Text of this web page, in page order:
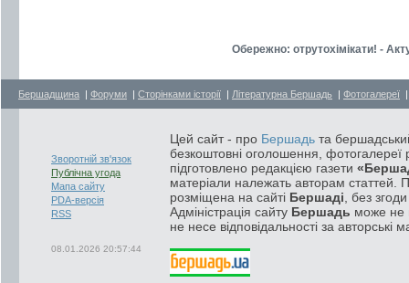
Обережно: отрутохімікати! -
Бершадщина | Форуми | Сторінками історії | Літературна Бершадь | Фотогалереї
Зворотній зв'язок
Публічна угода
Мапа сайту
PDA-версія
RSS
08.01.2026 20:57:44
Цей сайт - про Бершадь та
безкоштовні оголошення, фотогалереї
підготовлено редакцією газети
матеріали належать авторам статтей.
розміщена на сайті Бершаді , без
Адміністрація сайту Бершадь може не
не несе відповідальності за авторські